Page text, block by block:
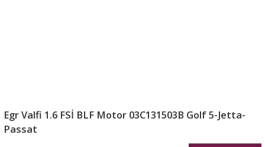
Egr Valfi 1.6 FSİ BLF Motor 03C131503B Golf 5-Jetta-
Passat